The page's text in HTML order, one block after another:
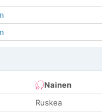
Nainen
Ruskea